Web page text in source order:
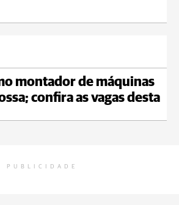
montador de máquinas
confira as vagas desta
PUBLICIDADE